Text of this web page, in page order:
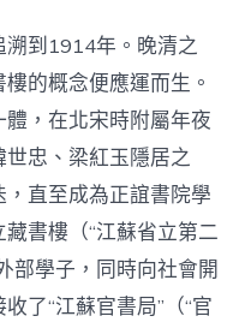
到1914年。晚清之
的概念便應運而生。
，在北宋時附屬年夜
忠、梁紅玉隱居之
直至成為正誼書院學
書樓（“江蘇省立第二
部學子，同時向社會開
了“江蘇官書局”（“官